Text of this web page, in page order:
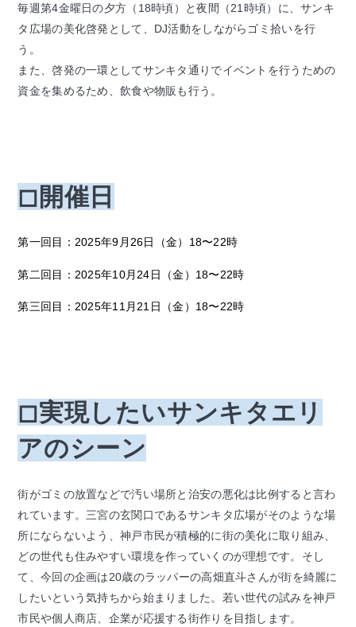
毎週第4金曜日の夕方（18時頃）と夜間（21時頃）に、サンキ
タ広場の美化啓発として、DJ活動をしながらゴミ拾いを行
う。
また、啓発の一環としてサンキタ通りでイベントを行うための
資金を集めるため、飲食や物販も行う。
◻︎開催日
第一回目：2025年9月26日（金）18〜22時
第二回目：2025年10月24日（金）18〜22時
第三回目：2025年11月21日（金）18〜22時
◻︎実現したいサンキタエリ
アのシーン
街がゴミの放置などで汚い場所と治安の悪化は比例すると言わ
れています。三宮の玄関口であるサンキタ広場がそのような場
所にならないよう、神戸市民が積極的に街の美化に取り組み、
どの世代も住みやすい環境を作っていくのが理想です。そし
て、今回の企画は20歳のラッパーの高畑直斗さんが街を綺麗に
したいという気持ちから始まりました。若い世代の試みを神戸
市民や個人商店、企業が応援する街作りを目指します。